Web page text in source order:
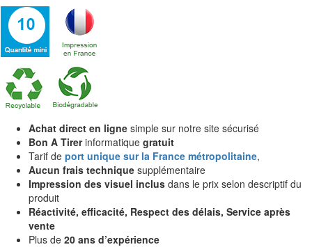
Achat direct en ligne simple sur notre site sécurisé
Bon A Tirerinformatique gratuit
Tarif de port unique sur la France métropolitaine,
Aucun frais technique supplémentaire
Impression des visuel inclus dans le prix selon descriptif du
produit
Réactivité, efficacité, Respect des délais, Service après
vente
Plus de 20 ans d’expérience